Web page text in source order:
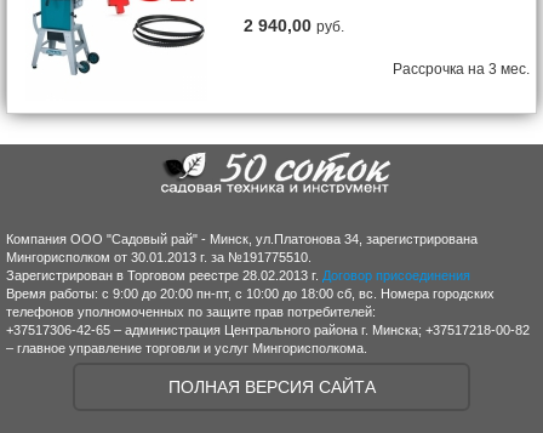
2 940,00руб.
Рассрочка на 3 мес.
Компания ООО "Садовый рай" - Минск, ул.Платонова 34, зарегистрирована
Мингорисполком от 30.01.2013 г. за №191775510.
Зарегистрирован в Торговом реестре 28.02.2013 г. Договор присоединения
Время работы: с 9:00 до 20:00 пн-пт, с 10:00 до 18:00 сб, вс. Номера городских
телефонов уполномоченных по защите прав потребителей:
+37517306-42-65 – администрация Центрального района г. Минска; +37517218-00-82
– главное управление торговли и услуг Мингорисполкома.
ПОЛНАЯ ВЕРСИЯ САЙТА